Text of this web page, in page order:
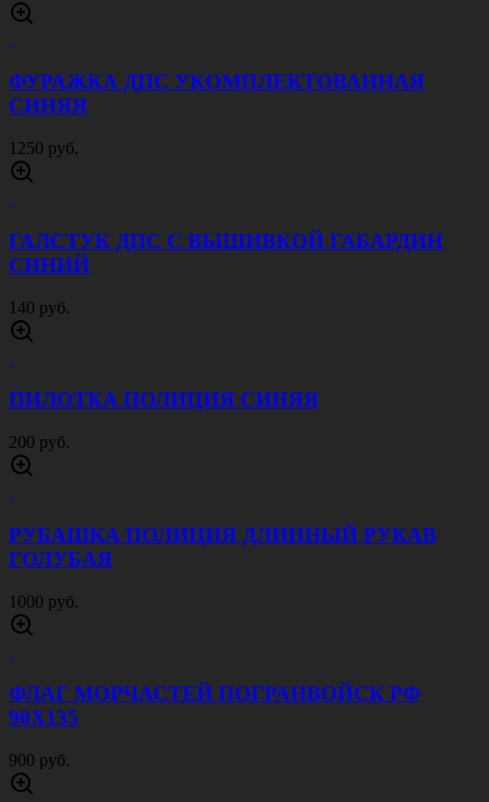
ФУРАЖКА ДПС УКОМПЛЕКТОВАННАЯ
СИНЯЯ
1250 руб.
ГАЛСТУК ДПС С ВЫШИВКОЙ ГАБАРДИН
СИНИЙ
140 руб.
ПИЛОТКА ПОЛИЦИЯ СИНЯЯ
200 руб.
РУБАШКА ПОЛИЦИЯ ДЛИННЫЙ РУКАВ
ГОЛУБАЯ
1000 руб.
ФЛАГ МОРЧАСТЕЙ ПОГРАНВОЙСК РФ
90Х135
900 руб.